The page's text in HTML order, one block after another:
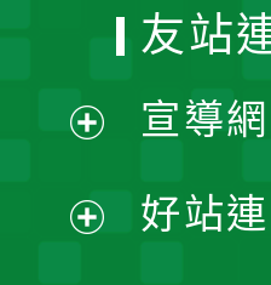
開
友站
宣導
好站